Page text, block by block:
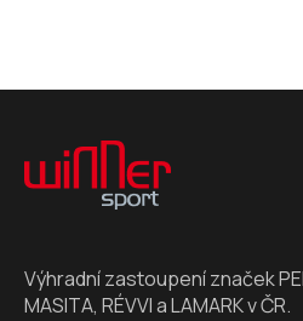
Z
Výhradní zastoupení značek
MASITA, RÉVVI a LAMARK v ČR.